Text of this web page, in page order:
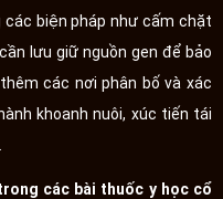
các biện pháp như cấm chặt
lưu giữ nguồn gen để bảo
các nơi phân bố và xác
khoanh nuôi, xúc tiến tái
các bài thuốc y học cổ